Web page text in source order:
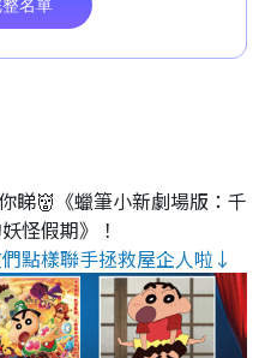
睇👹《蠟筆小新劇場版：千
怪假期》！
點樣聯手拯救屋企人啦↓